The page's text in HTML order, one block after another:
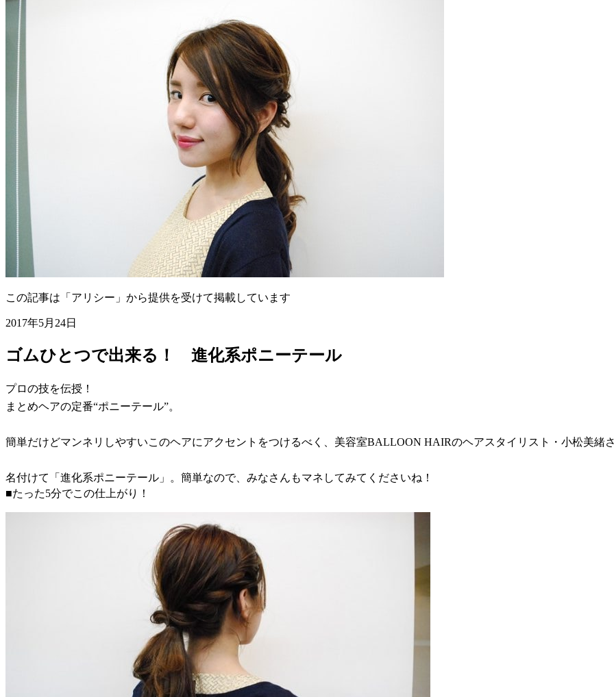
この記事は「アリシー」から提供を受けて掲載しています
2017年5月24日
ゴムひとつで出来る！ 進化系ポニーテール
プロの技を伝授！
まとめヘアの定番“ポニーテール”。
簡単だけどマンネリしやすいこのヘアにアクセントをつけるべく、美容室BALLOON HAIRのヘアスタイリスト・小松美緒
名付けて「進化系ポニーテール」。簡単なので、みなさんもマネしてみてくださいね！
■たった5分でこの仕上がり！